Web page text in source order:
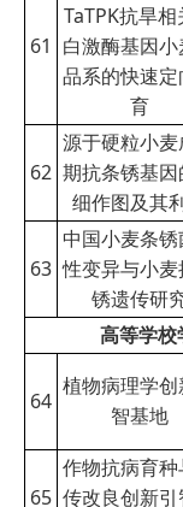
61
TaTPK抗旱相
白激酶基因
品系的快速定
育
62
源于硬粒小麦
期抗条锈基因
细作图及其
63
中国小麦条
性变异与小麦
锈遗传研
高等学校
64
植物病理学创
智基地
65
作物抗病育种
传改良创新引